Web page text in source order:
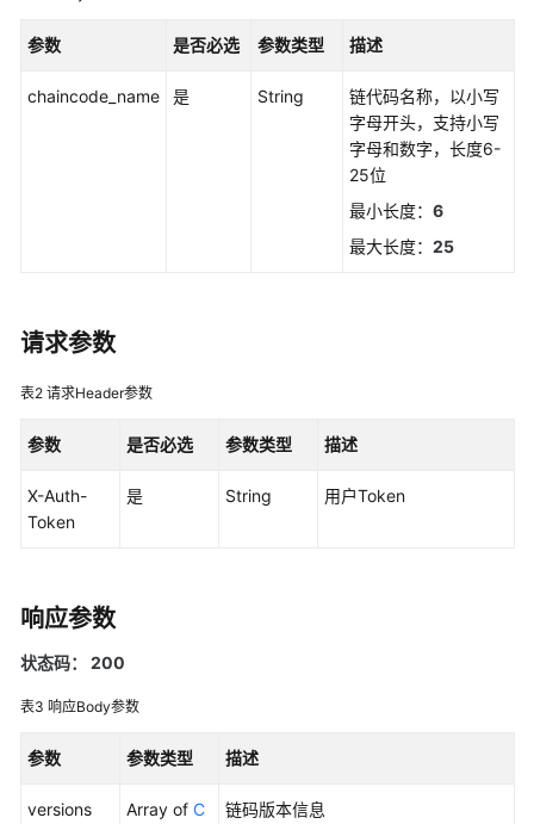
快
入
佳
践
开
指
南
参
SDK
考
常
参数 是否必选 参数类型 描述
chaincode_name 是 String
链代码名称，以小写
字母开头，支持小写
字母和数字，长度6-
25位
最小长度： 6
最大长度： 25
请求参数
表2 请求Header参数
参数 是否必选 参数类型 描述
X-Auth-
Token
是 String 用户Token
响应参数
状态码： 200
表3 响应Body参数
参数 参数类型 描述
versions Array of C
链码版本信息